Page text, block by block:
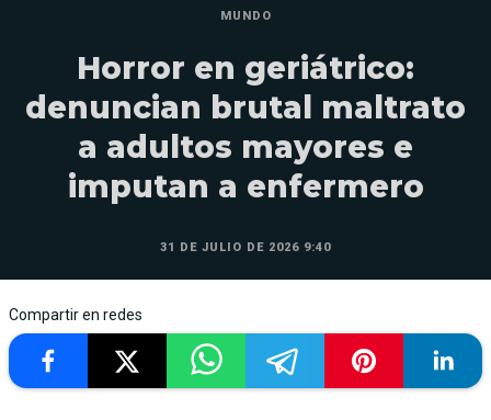
MUNDO
Horror en geriátrico:
denuncian brutal maltrato
a adultos mayores e
imputan a enfermero
31 DE JULIO DE 2026 9:40
Compartir en redes